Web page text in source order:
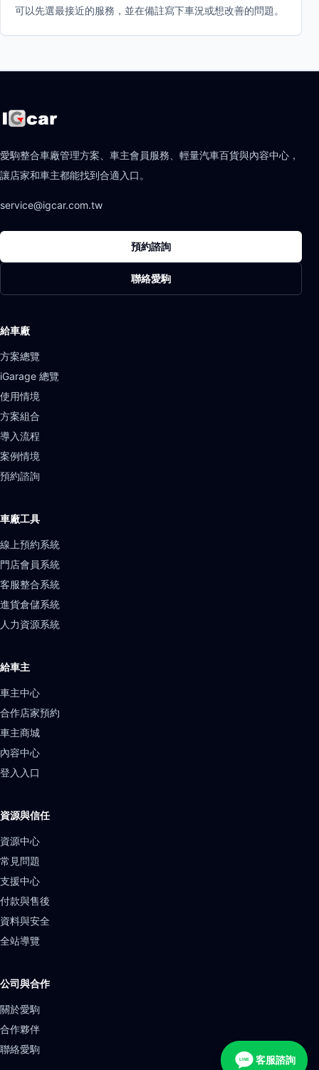
可以先選最接近的服務，並在備註寫下車況或想改善的問題。
愛駒整合車廠管理方案、車主會員服務、輕量汽車百貨與內容中心，
讓店家和車主都能找到合適入口。
service@igcar.com.tw
預約諮詢
聯絡愛駒
給車廠
方案總覽
iGarage 總覽
使用情境
方案組合
導入流程
案例情境
預約諮詢
車廠工具
線上預約系統
門店會員系統
客服整合系統
進貨倉儲系統
人力資源系統
給車主
車主中心
合作店家預約
車主商城
內容中心
登入入口
資源與信任
資源中心
常見問題
支援中心
付款與售後
資料與安全
全站導覽
公司與合作
關於愛駒
合作夥伴
聯絡愛駒
LINE 客服諮詢